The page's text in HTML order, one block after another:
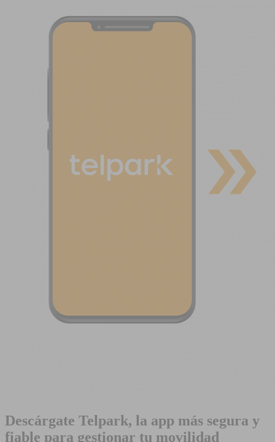
Descárgate Telpark, la app más segura y
fiable para gestionar tu movilidad